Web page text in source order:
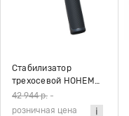
Стабилизатор
трехосевой HOHEM
iSteady MT2 kit
42 944 р. -
розничная цена